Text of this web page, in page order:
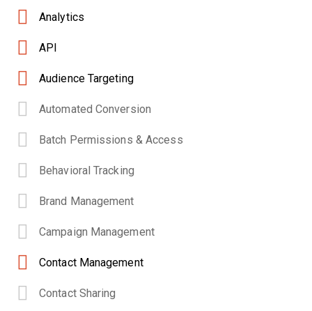
Analytics
API
Audience Targeting
Automated Conversion
Batch Permissions & Access
Behavioral Tracking
Brand Management
Campaign Management
Contact Management
Contact Sharing